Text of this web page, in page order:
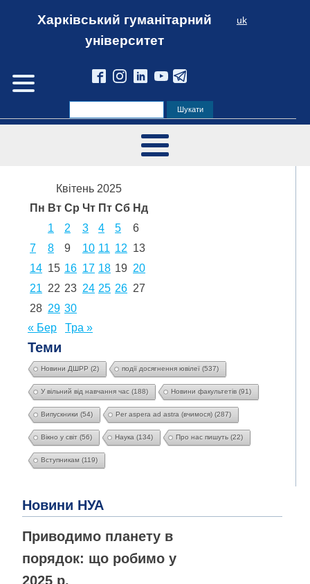
Харківський гуманітарний
університет
uk
Квітень 2025
Пн Вт Ср Чт Пт Сб Нд
1
2 3 4 5
6
7
8 9 10 11 12 13
14 15 16 17 18 19 20
21 22 23 24 25 26 27
28 29 30
« Бер
Тра »
Теми
Новини ДШРР (2) події досягнення ювілеї (537)
У вільний від навчання час (188) Новини факультетів (91)
Випускники (54) Per aspera ad astra (вчимося) (287)
Вікно у світ (56) Наука (134) Про нас пишуть (22)
Вступникам (119)
Новини НУА
Приводимо планету в
порядок: що робимо у
2025 р.